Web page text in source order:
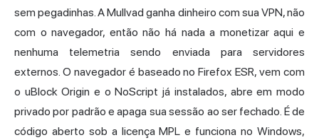
sem pegadinhas. A Mullvad ganha dinheiro com sua VPN, não
com o navegador, então não há nada a monetizar aqui e
nenhuma telemetria sendo enviada para servidores
externos. O navegador é baseado no Firefox ESR, vem com
o uBlock Origin e o NoScript já instalados, abre em modo
privado por padrão e apaga sua sessão ao ser fechado. É de
código aberto sob a licença MPL e funciona no Windows,